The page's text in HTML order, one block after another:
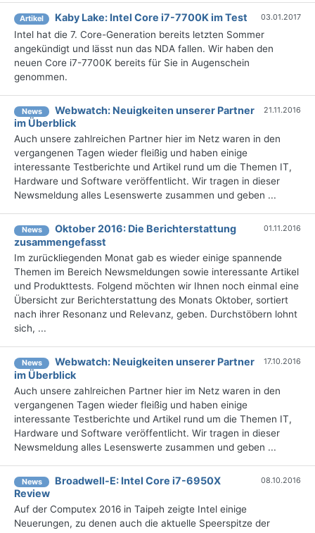
Artikel Kaby Lake: Intel Core i7-7700K im Test 03.01.2017
Intel hat die 7. Core-Generation bereits letzten Sommer
angekündigt und lässt nun das NDA fallen. Wir haben den
neuen Core i7-7700K bereits für Sie in Augenschein
genommen.
News
Webwatch: Neuigkeiten unserer Partner
im Überblick
21.11.2016
Auch unsere zahlreichen Partner hier im Netz waren in den
vergangenen Tagen wieder fleißig und haben einige
interessante Testberichte und Artikel rund um die Themen IT,
Hardware und Software veröffentlicht. Wir tragen in dieser
Newsmeldung alles Lesenswerte zusammen und geben ...
News
Oktober 2016: Die Berichterstattung
zusammengefasst
01.11.2016
Im zurückliegenden Monat gab es wieder einige spannende
Themen im Bereich Newsmeldungen sowie interessante Artikel
und Produkttests. Folgend möchten wir Ihnen noch einmal eine
Übersicht zur Berichterstattung des Monats Oktober, sortiert
nach ihrer Resonanz und Relevanz, geben. Durchstöbern lohnt
sich, ...
News
Webwatch: Neuigkeiten unserer Partner
im Überblick
17.10.2016
Auch unsere zahlreichen Partner hier im Netz waren in den
vergangenen Tagen wieder fleißig und haben einige
interessante Testberichte und Artikel rund um die Themen IT,
Hardware und Software veröffentlicht. Wir tragen in dieser
Newsmeldung alles Lesenswerte zusammen und geben ...
News
Broadwell-E: Intel Core i7-6950X
Review
08.10.2016
Auf der Computex 2016 in Taipeh zeigte Intel einige
Neuerungen, zu denen auch die aktuelle Speerspitze der